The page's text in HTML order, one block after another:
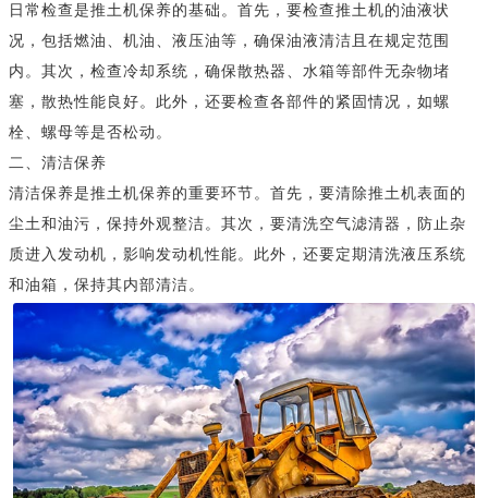
日常检查是推土机保养的基础。首先，要检查推土机的油液状
况，包括燃油、机油、液压油等，确保油液清洁且在规定范围
内。其次，检查冷却系统，确保散热器、水箱等部件无杂物堵
塞，散热性能良好。此外，还要检查各部件的紧固情况，如螺
栓、螺母等是否松动。
二、清洁保养
清洁保养是推土机保养的重要环节。首先，要清除推土机表面的
尘土和油污，保持外观整洁。其次，要清洗空气滤清器，防止杂
质进入发动机，影响发动机性能。此外，还要定期清洗液压系统
和油箱，保持其内部清洁。